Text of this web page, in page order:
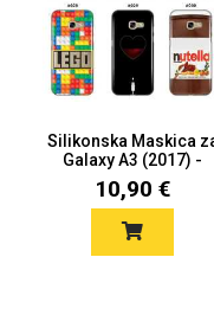
Silikonska Maskica
Galaxy A3 (2017) -
Šaren...
10,90 €